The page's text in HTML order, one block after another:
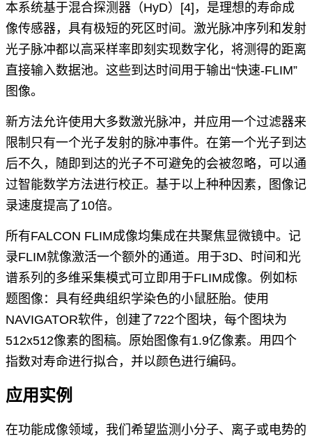
本系统基于混合探测器（HyD） [4] ，是理想的寿命成
像传感器，具有极短的死区时间。激光脉冲序列和发射
光子脉冲都以高采样率即刻实现数字化，将测得的距离
直接输入数据池。这些到达时间用于输出“快速-FLIM”
图像。
新方法允许使用大多数激光脉冲，并应用一个过滤器来
限制只有一个光子发射的脉冲事件。在第一个光子到达
后不久，随即到达的光子不可避免的会被忽略，可以通
过智能数学方法进行校正。基于以上种种因素，图像记
录速度提高了10倍。
所有FALCON FLIM成像均集成在共聚焦显微镜中。记
录FLIM就像激活一个额外的通道。用于3D、时间和光
谱系列的多维采集模式可立即用于FLIM成像。例如标
题图像：具有经典组织学染色的小鼠胚胎。使用
NAVIGATOR软件，创建了722个图块，每个图块为
512x512像素的图稿。原始图像有1.9亿像素。用四个
指数对寿命进行拟合，并以颜色进行编码。
应用实例
在功能成像领域，我们希望监测小分子、离子或电势的